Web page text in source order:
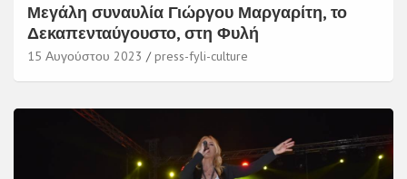
Μεγάλη συναυλία Γιώργου Μαργαρίτη, το
Δεκαπενταύγουστο, στη Φυλή
15 Αυγούστου 2023 press-fyli-culture